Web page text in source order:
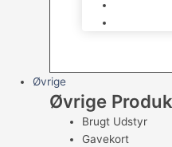
Øvrige
Øvrige
Brugt Udstyr
Gavekort